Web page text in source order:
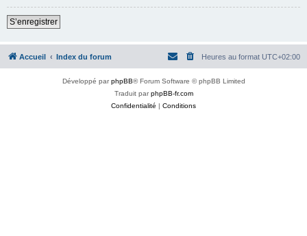
S’enregistrer
Accueil Index du forum Heures au format UTC+02:00
Développé parphpBB® Forum Software © phpBB Limited
Traduit parphpBB-fr.com
Confidentialité | Conditions